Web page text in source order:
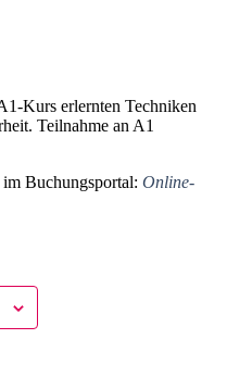
Kurs erlernten Techniken
Teilnahme an A1
Buchungsportal: Online-